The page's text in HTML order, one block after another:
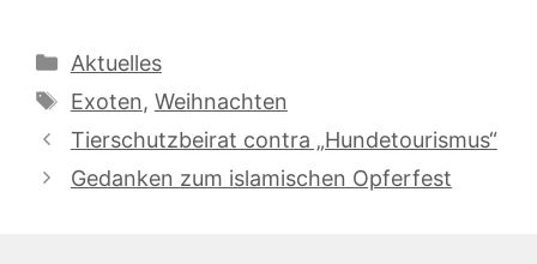
Kategorien
Aktuelles
Schlagwörter
Exoten, Weihnachten
Tierschutzbeirat contra „Hundetourismus“
Gedanken zum islamischen Opferfest